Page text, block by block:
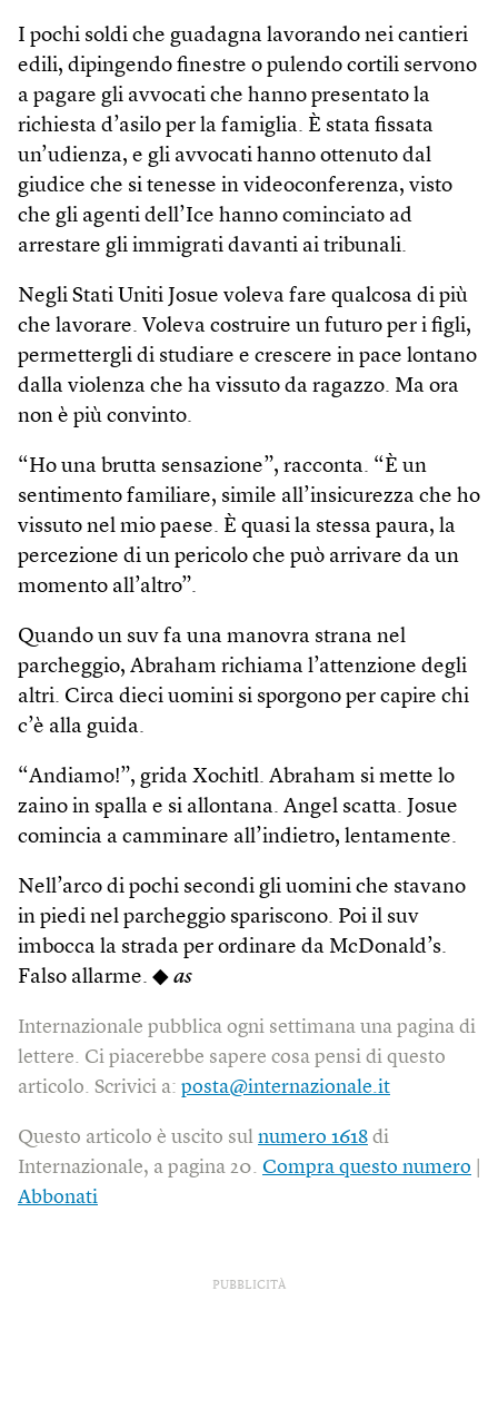
I pochi soldi che guadagna lavorando nei cantieri
edili, dipingendo finestre o pulendo cortili servono
a pagare gli avvocati che hanno presentato la
richiesta d’asilo per la famiglia. È stata fissata
un’udienza, e gli avvocati hanno ottenuto dal
giudice che si tenesse in videoconferenza, visto
che gli agenti dell’Ice hanno cominciato ad
arrestare gli immigrati davanti ai tribunali.
Negli Stati Uniti Josue voleva fare qualcosa di più
che lavorare. Voleva costruire un futuro per i figli,
permettergli di studiare e crescere in pace lontano
dalla violenza che ha vissuto da ragazzo. Ma ora
non è più convinto.
“Ho una brutta sensazione”, racconta. “È un
sentimento familiare, simile all’insicurezza che ho
vissuto nel mio paese. È quasi la stessa paura, la
percezione di un pericolo che può arrivare da un
momento all’altro”.
Quando un suv fa una manovra strana nel
parcheggio, Abraham richiama l’attenzione degli
altri. Circa dieci uomini si sporgono per capire chi
c’è alla guida.
“Andiamo!”, grida Xochitl. Abraham si mette lo
zaino in spalla e si allontana. Angel scatta. Josue
comincia a camminare all’indietro, lentamente.
Nell’arco di pochi secondi gli uomini che stavano
in piedi nel parcheggio spariscono. Poi il suv
imbocca la strada per ordinare da McDonald’s.
Falso allarme. ◆ as
Internazionale pubblica ogni settimana una pagina di
lettere. Ci piacerebbe sapere cosa pensi di questo
articolo. Scrivici a: posta@internazionale.it
Questo articolo è uscito sul numero 1618 di
Internazionale, a pagina 20. Compra questo numero
Abbonati
PUBBLICITÀ